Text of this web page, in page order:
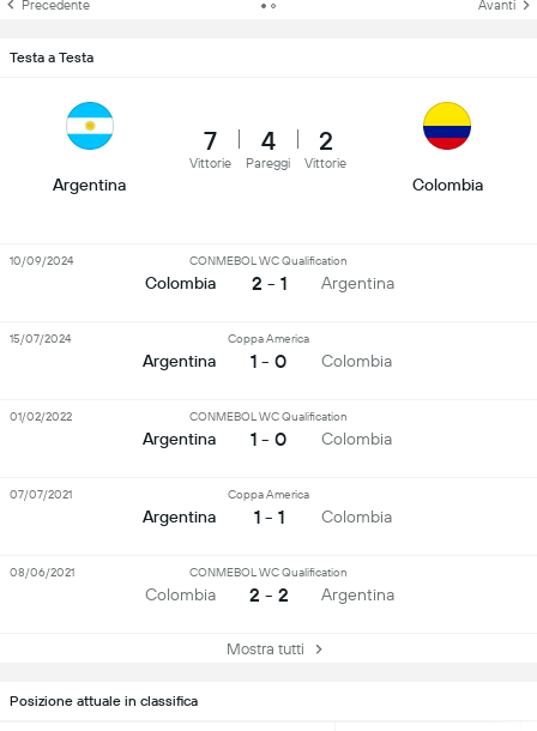
Posizione attuale in classifica
Precedente Avanti
Testa a Testa
Argentina
7
Vittorie
4
Pareggi
2
Vittorie
Colombia
Colombia
CONMEBOL WC Qualification
2 - 1 Argentina
10/09/2024
Argentina
Coppa America
1 - 0 Colombia
15/07/2024
Argentina
CONMEBOL WC Qualification
1 - 0 Colombia
01/02/2022
Argentina
Coppa America
1 - 1 Colombia
07/07/2021
Colombia
CONMEBOL WC Qualification
2 - 2 Argentina
08/06/2021
Mostra tutti